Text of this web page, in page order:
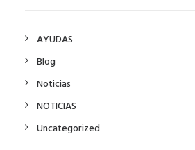
AYUDAS
Blog
Noticias
NOTICIAS
Uncategorized